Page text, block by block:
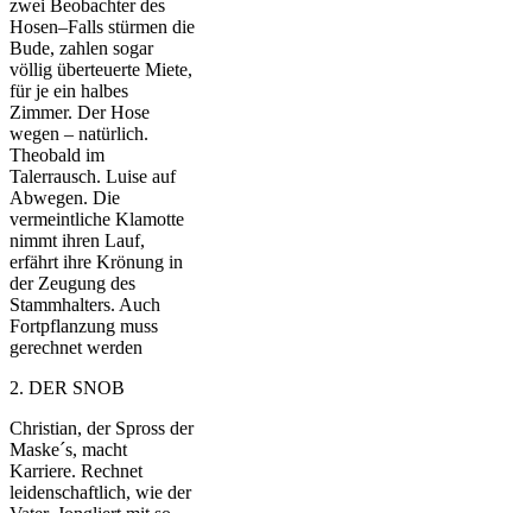
zwei Beobachter des
Hosen–Falls stürmen die
Bude, zahlen sogar
völlig überteuerte Miete,
für je ein halbes
Zimmer. Der Hose
wegen – natürlich.
Theobald im
Talerrausch. Luise auf
Abwegen. Die
vermeintliche Klamotte
nimmt ihren Lauf,
erfährt ihre Krönung in
der Zeugung des
Stammhalters. Auch
Fortpflanzung muss
gerechnet werden
2. DER SNOB
Christian, der Spross der
Maske´s, macht
Karriere. Rechnet
leidenschaftlich, wie der